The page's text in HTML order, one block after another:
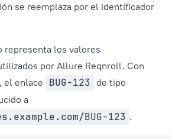
se reemplaza por el identificador
representa los valores
por Allure Reqnroll. Con
el enlace BUG-123 de tipo
a
BUG-123 .